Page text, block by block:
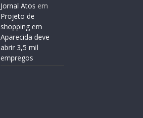
Jornal Atos em
Projeto de
shopping em
Aparecida deve
abrir 3,5 mil
empregos